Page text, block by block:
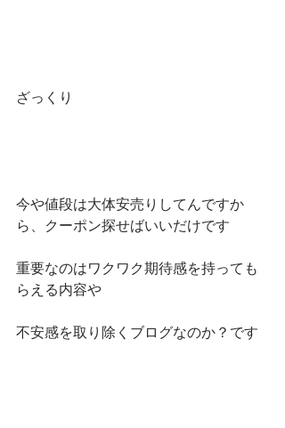
ざっくり
今や値段は大体安売りしてんですか
ら、クーポン探せばいいだけです
重要なのはワクワク期待感を持っても
らえる内容や
不安感を取り除くブログなのか？です